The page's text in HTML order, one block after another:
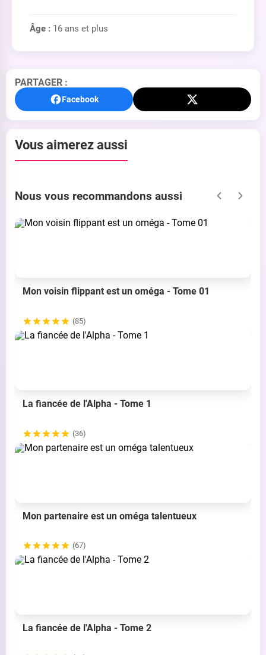
Âge : 16 ans et plus
PARTAGER :
Facebook
Vous aimerez aussi
Nous vous recommandons aussi
Mon voisin flippant est un oméga - Tome 01
(85)
La fiancée de l'Alpha - Tome 1
(36)
Mon partenaire est un oméga talentueux
(67)
La fiancée de l'Alpha - Tome 2